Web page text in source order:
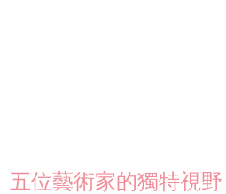
五位藝術家的獨特視野